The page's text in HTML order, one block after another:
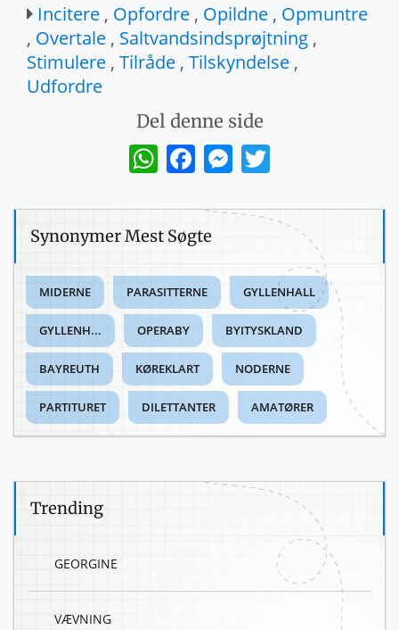
Incitere , Opfordre , Opildne , Opmuntre
, Overtale , Saltvandsindsprøjtning ,
Stimulere , Tilråde , Tilskyndelse ,
Udfordre
Del denne side
WhatsAppFacebookMessenger
Synonymer Mest Søgte
MIDERNE PARASITTERNE GYLLENHALL
GYLLENH... OPERABY BYITYSKLAND
BAYREUTH KØREKLART NODERNE
PARTITURET DILETTANTER AMATØRER
Trending
GEORGINE
VÆVNING